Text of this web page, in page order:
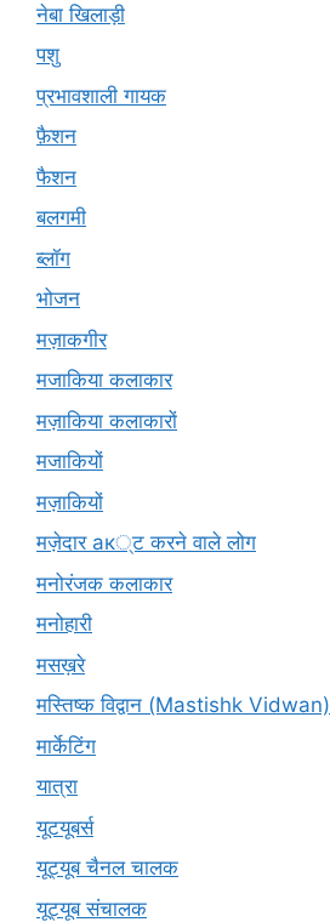
नेबा खिलाड़ी
पशु
प्रभावशाली गायक
फ़ैशन
फैशन
बलगमी
ब्लॉग
भोजन
मज़ाकगीर
मजाकिया कलाकार
मज़ाकिया कलाकारों
मजाकियों
मज़ाकियों
मज़ेदार ак्ट करने वाले लोग
मनोरंजक कलाकार
मनोहारी
मसख़रे
मस्तिष्क विद्वान (Mastishk Vidwan)
मार्केटिंग
यात्रा
यूटयूबर्स
यूट्यूब चैनल चालक
यूट्यूब संचालक